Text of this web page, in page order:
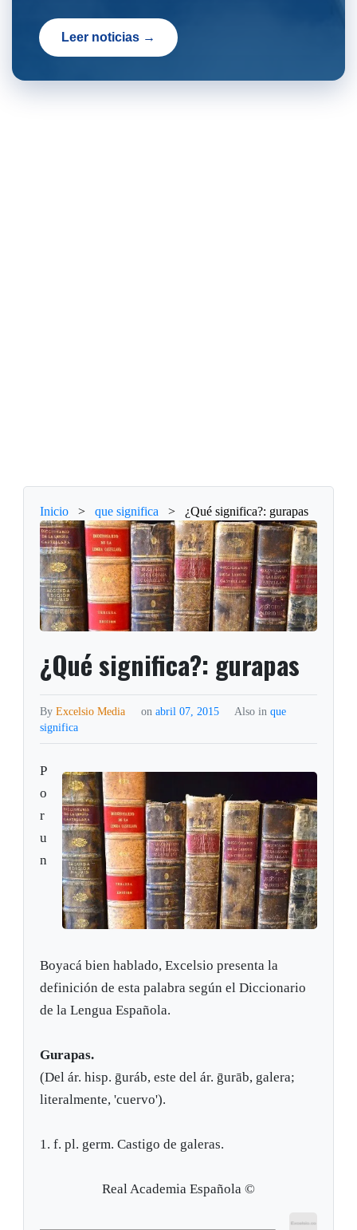
Leer noticias →
Inicio > que significa > ¿Qué significa?: gurapas
¿Qué significa?: gurapas
ByExcelsio Media on abril 07, 2015 Also in que
significa
P
o
r
u
n
Boyacá bien hablado, Excelsio presenta la
definición de esta palabra según el Diccionario
de la Lengua Española.
Gurapas.
(Del ár. hisp. ḡuráb, este del ár. ḡurāb, galera;
literalmente, 'cuervo').
1. f. pl. germ. Castigo de galeras.
Real Academia Española ©